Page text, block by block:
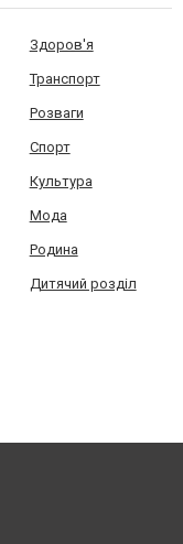
Здоров'я
Транспорт
Розваги
Спорт
Культура
Мода
Родина
Дитячий розділ